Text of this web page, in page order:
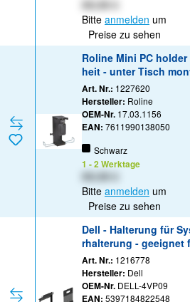
Bitte anmelden um
Preise zu sehen
Roline Mini PC
heit - unter Tisch
Art. Nr.: 1227620
Hersteller: Roline
OEM-Nr. 17.03.1156
EAN: 7611990138050
Schwarz
1 - 2 Werktage
Bitte anmelden um
Preise zu sehen
Dell - Halterung für
rhalterung - geeignet
nitor montierbar
Art. Nr.: 1216778
Hersteller: Dell
OEM-Nr. DELL-4VP09
EAN: 5397184822548